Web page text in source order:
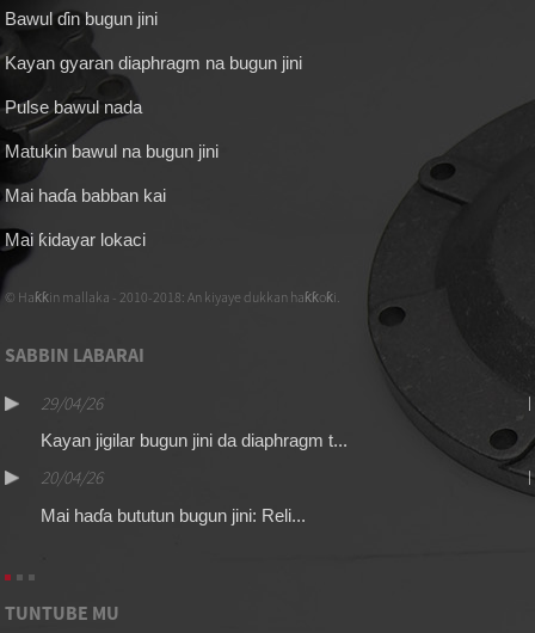
Bawul ɗin bugun jini
Kayan gyaran diaphragm na bugun jini
Pulse bawul nada
Matukin bawul na bugun jini
Mai haɗa babban kai
Mai ƙidayar lokaci
© Haƙƙin mallaka - 2010-2018: An kiyaye dukkan haƙƙoƙi.
SABBIN LABARAI
29/04/26
Kayan jigilar bugun jini da diaphragm t...
20/04/26
Mai haɗa bututun bugun jini: Reli...
TUNTUBE MU